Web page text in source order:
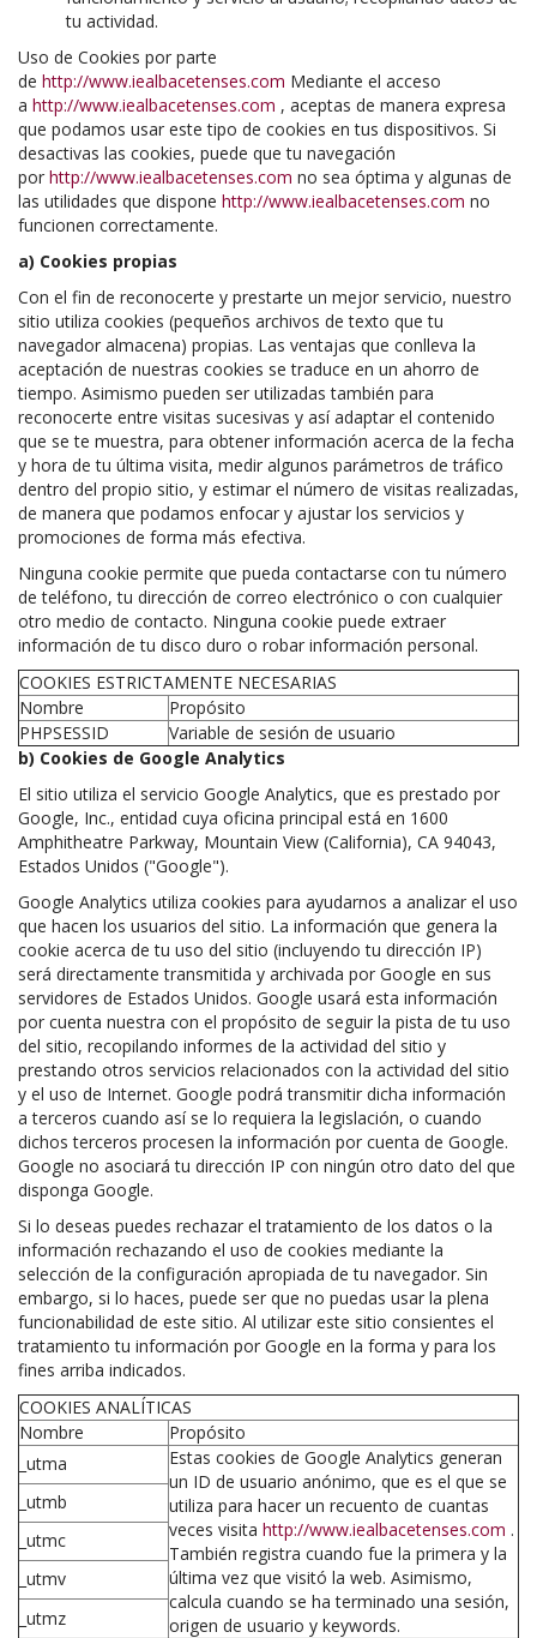
tu actividad.
Uso de Cookies por parte
de http://www.iealbacetenses.com Mediante el acceso
a http://www.iealbacetenses.com , aceptas de manera expresa
que podamos usar este tipo de cookies en tus dispositivos. Si
desactivas las cookies, puede que tu navegación
por http://www.iealbacetenses.com no sea óptima y algunas de
las utilidades que dispone http://www.iealbacetenses.com no
funcionen correctamente.
a) Cookies propias
Con el fin de reconocerte y prestarte un mejor servicio, nuestro
sitio utiliza cookies (pequeños archivos de texto que tu
navegador almacena) propias. Las ventajas que conlleva la
aceptación de nuestras cookies se traduce en un ahorro de
tiempo. Asimismo pueden ser utilizadas también para
reconocerte entre visitas sucesivas y así adaptar el contenido
que se te muestra, para obtener información acerca de la fecha
y hora de tu última visita, medir algunos parámetros de tráfico
dentro del propio sitio, y estimar el número de visitas realizadas,
de manera que podamos enfocar y ajustar los servicios y
promociones de forma más efectiva.
Ninguna cookie permite que pueda contactarse con tu número
de teléfono, tu dirección de correo electrónico o con cualquier
otro medio de contacto. Ninguna cookie puede extraer
información de tu disco duro o robar información personal.
COOKIES ESTRICTAMENTE NECESARIAS
Nombre
Propósito
PHPSESSID
Variable de sesión de usuario
b) Cookies de Google Analytics
El sitio utiliza el servicio Google Analytics, que es prestado por
Google, Inc., entidad cuya oficina principal está en 1600
Amphitheatre Parkway, Mountain View (California), CA 94043,
Estados Unidos ("Google").
Google Analytics utiliza cookies para ayudarnos a analizar el uso
que hacen los usuarios del sitio. La información que genera la
cookie acerca de tu uso del sitio (incluyendo tu dirección IP)
será directamente transmitida y archivada por Google en sus
servidores de Estados Unidos. Google usará esta información
por cuenta nuestra con el propósito de seguir la pista de tu uso
del sitio, recopilando informes de la actividad del sitio y
prestando otros servicios relacionados con la actividad del sitio
y el uso de Internet. Google podrá transmitir dicha información
a terceros cuando así se lo requiera la legislación, o cuando
dichos terceros procesen la información por cuenta de Google.
Google no asociará tu dirección IP con ningún otro dato del que
disponga Google.
Si lo deseas puedes rechazar el tratamiento de los datos o la
información rechazando el uso de cookies mediante la
selección de la configuración apropiada de tu navegador. Sin
embargo, si lo haces, puede ser que no puedas usar la plena
funcionabilidad de este sitio. Al utilizar este sitio consientes el
tratamiento tu información por Google en la forma y para los
fines arriba indicados.
COOKIES ANALÍTICAS
Nombre
Propósito
_utma
Estas cookies de Google Analytics generan
un ID de usuario anónimo, que es el que se
utiliza para hacer un recuento de cuantas
veces visita http://www.iealbacetenses.com .
También registra cuando fue la primera y la
última vez que visitó la web. Asimismo,
calcula cuando se ha terminado una sesión,
origen de usuario y keywords.
_utmb
_utmc
_utmv
_utmz